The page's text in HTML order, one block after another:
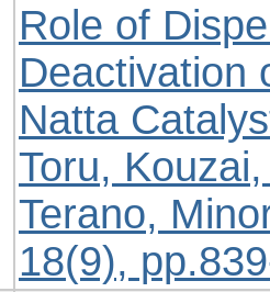
Role of
Deactivation
Natta
Toru,
Terano,
18(9),